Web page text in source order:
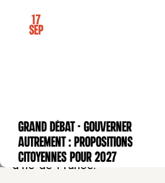
CONFÉRENCE
17
Sep
GRAND DÉBAT - Gouverner
autrement : propositions
citoyennes pour 2027
Réservation obligatoire
Venez découvrir le
proposé aux laïcs au sein
au besoin pour l'Eglise
une formation théologique
partenariat avec les
d'Ile-de-France.